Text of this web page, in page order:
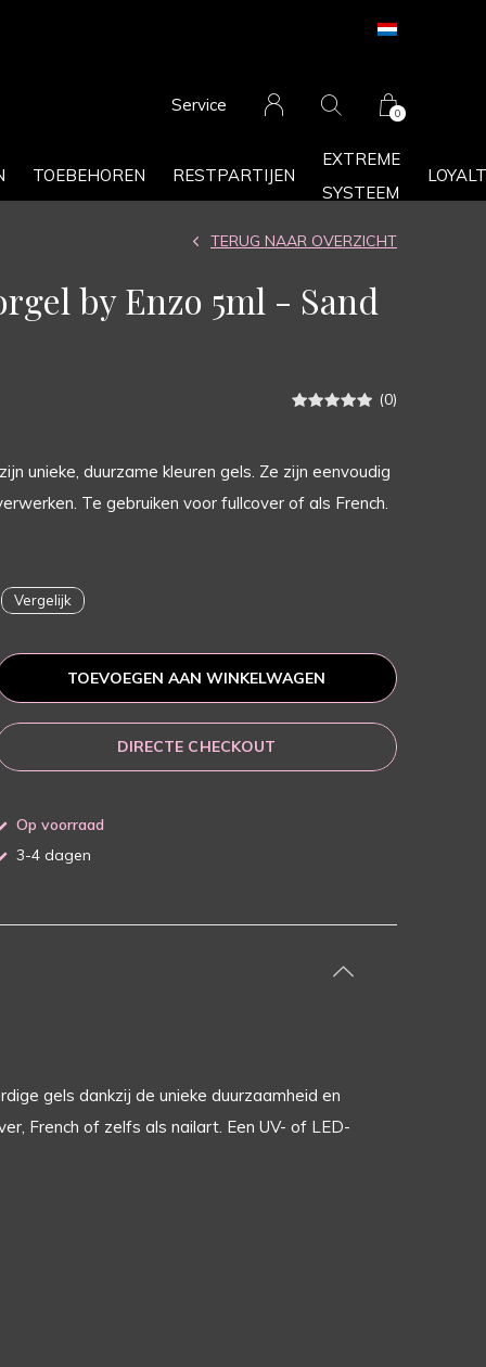
TOEBEHOREN RESTPARTIJEN
EXTREME
SYSTEEM
Service 0
by Enzo 5ml - Sand
TERUG NAAR OVERZICHT
(0)
unieke, duurzame kleuren gels. Ze zijn eenvoudig
Te gebruiken voor fullcover of als French.
Vergelijk
TOEVOEGEN AAN WINKELWAGEN
DIRECTE CHECKOUT
Op voorraad
3-4 dagen
gels dankzij de unieke duurzaamheid en
French of zelfs als nailart. Een UV- of LED-